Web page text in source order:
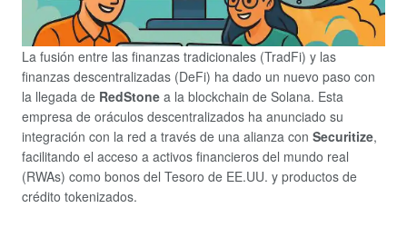
La fusión entre las finanzas tradicionales (TradFi) y las
finanzas descentralizadas (DeFi) ha dado un nuevo paso con
la llegada de RedStone a la blockchain de Solana. Esta
empresa de oráculos descentralizados ha anunciado su
integración con la red a través de una alianza con Securitize,
facilitando el acceso a activos financieros del mundo real
(RWAs) como bonos del Tesoro de EE.UU. y productos de
crédito tokenizados.